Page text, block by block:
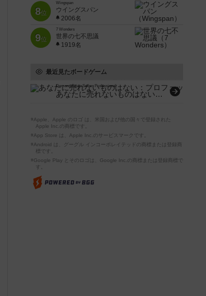
8位
Wingspan
ウイングスパン
2006名
9位
7 Wonders
世界の七不思議
1919名
最近見たボードゲーム
Demonstration Seller: Professional
あなたに売れないものはない：プロフェッショナル
※Apple、Apple のロゴ は、米国および他の国々で登録された
Apple Inc.の商標です。
※App Store は、Apple Inc.のサービスマークです。
※Android は、グーグル インコーポレイテッドの商標または登録商
標です。
※Google Play とそのロゴは、Google Inc.の商標または登録商標で
す。